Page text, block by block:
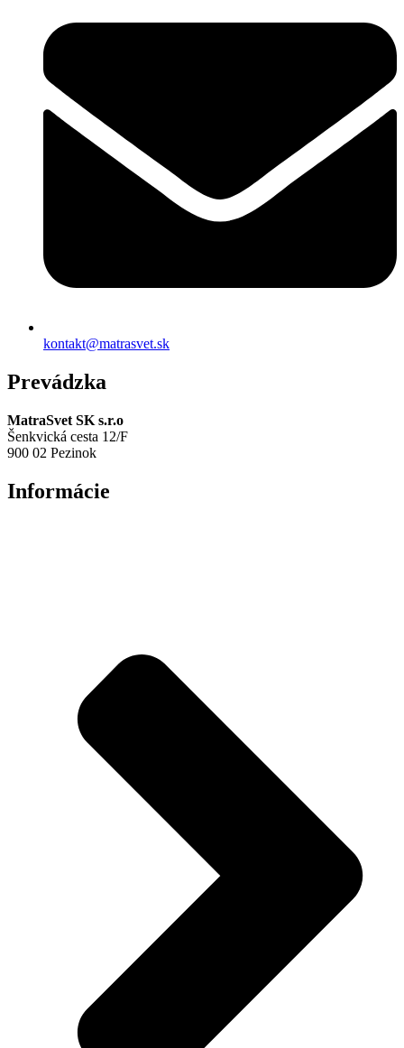
kontakt@matrasvet.sk
Prevádzka
MatraSvet SK s.r.o
Šenkvická cesta 12/F
900 02 Pezinok
Informácie